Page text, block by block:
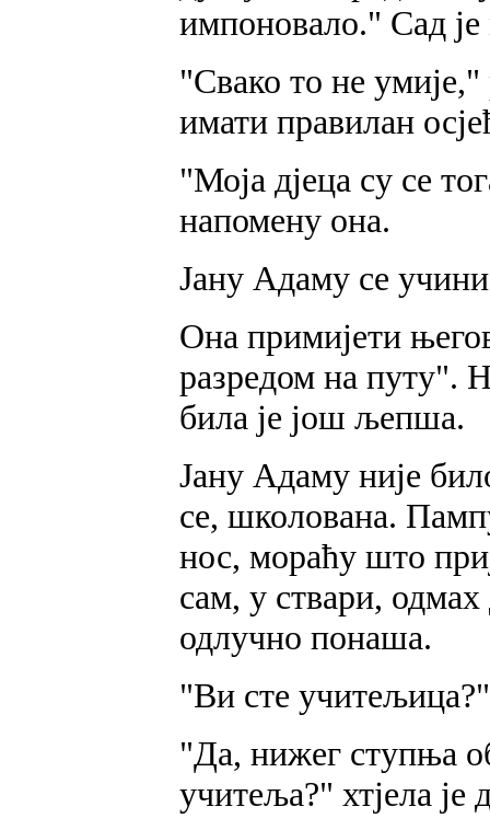
импоновало." Сад је
"Свако то не
имати правилан
"Моја дјеца су се
напомену она.
Јану Адаму се
Она примијети
разредом на путу".
била је још љепша.
Јану Адаму није
се, школована.
нос, мораћу што
сам, у ствари,
одлучно понаша.
"Ви сте учитељица?"
"Да, нижег ступња
учитеља?" хтјела је